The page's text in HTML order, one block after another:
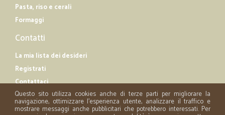
Pasta, riso e cerali
Formaggi
Contatti
La mia lista dei desideri
Registrati
Contattaci
Questo sito utilizza cookies anche di terze parti per migliorare la
navigazione, ottimizzare l'esperienza utente, analizzare il traffico e
mostrare messaggi anche pubblicitari che potrebbero interessati. Per